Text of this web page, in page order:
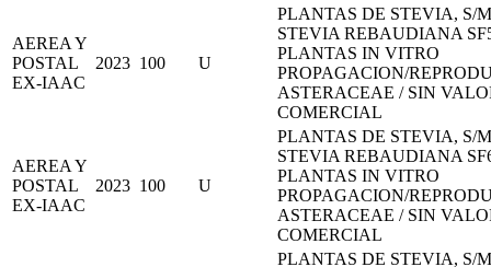
AEREA Y
POSTAL
EX-IAAC
2023 100 U
PLANTAS DE STEVIA, S/
STEVIA REBAUDIANA
PLANTAS IN VITRO
PROPAGACION/
ASTERACEAE / SIN
COMERCIAL
AEREA Y
POSTAL
EX-IAAC
2023 100 U
PLANTAS DE STEVIA, S/
STEVIA REBAUDIANA
PLANTAS IN VITRO
PROPAGACION/
ASTERACEAE / SIN
COMERCIAL
PLANTAS DE STEVIA, S/